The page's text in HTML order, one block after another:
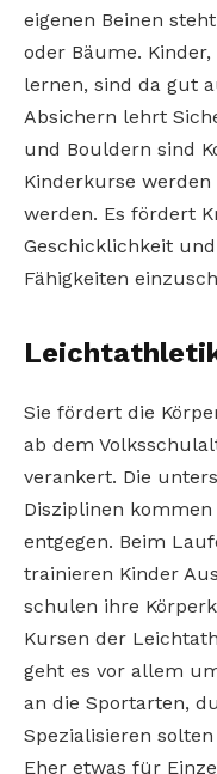
eigenen Beinen
oder Bäume.
lernen, sind da gut
Absichern lehrt
und Bouldern sind
Kinderkurse
werden. Es fördert
Geschicklichkeit
Fähigkeiten
Sie fördert die
ab dem
verankert. Die
Disziplinen
entgegen. Beim
trainieren Kinder
schulen ihre
Kursen der
geht es vor allem
an die Sportarten,
Spezialisieren
Eher etwas für